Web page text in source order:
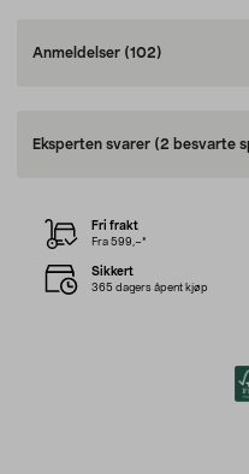
Anmeldelser (102)
Eksperten svarer (2 besvarte
Fri frakt
Fra 599,–*
Sikkert
365 dagers åpent kjøp